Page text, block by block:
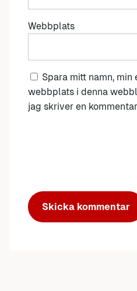
Webbplats
Spara mitt namn,
webbplats i denna
jag skriver en